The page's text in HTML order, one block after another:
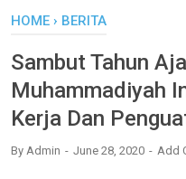
HOME › BERITA
Sambut Tahun
Muhammadiyah
Kerja Dan
By Admin June 28, 2020 Add